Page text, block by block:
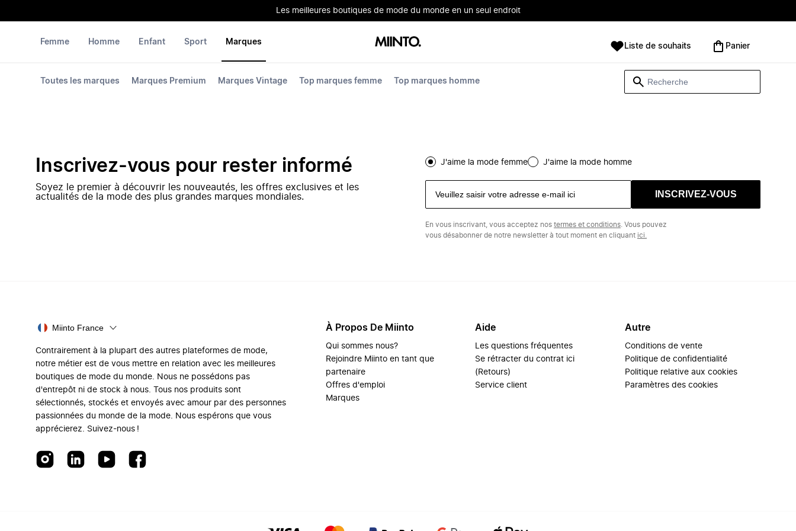
Les meilleures boutiques de mode du monde en un seul endroit
Femme Homme Enfant Sport Marques
Toutes les marques Marques Premium Marques Vintage Top marques femme Top marques homme
Liste de souhaits Panier
Inscrivez-vous pour rester informé
Soyez le premier à découvrir les nouveautés, les offres exclusives et les
actualités de la mode des plus grandes marques mondiales.
J'aime la mode femme J'aime la mode homme
INSCRIVEZ-VOUS
En vous inscrivant, vous acceptez nos termes et conditions . Vous pouvez
vous désabonner de notre newsletter à tout moment en cliquant ici.
Miinto France
Contrairement à la plupart des autres plateformes de mode,
notre métier est de vous mettre en relation avec les meilleures
boutiques de mode du monde. Nous ne possédons pas
d'entrepôt ni de stock à nous. Tous nos produits sont
sélectionnés, stockés et envoyés avec amour par des personnes
passionnées du monde de la mode. Nous espérons que vous
apprécierez. Suivez-nous !
À Propos De Miinto
Qui sommes nous?
Rejoindre Miinto en tant que
partenaire
Offres d'emploi
Marques
Aide
Les questions fréquentes
Se rétracter du contrat ici
(Retours)
Service client
Autre
Conditions de vente
Politique de confidentialité
Politique relative aux cookies
Paramètres des cookies